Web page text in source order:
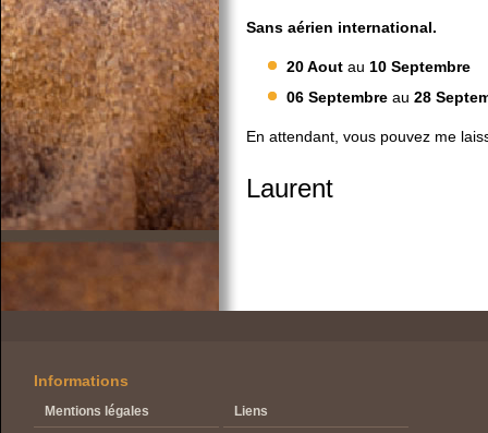
Sans aérien international.
20 Aout au 10 Septembre
06 Septembre au 28
En attendant, vous pouvez me
Laurent
Informations
Mentions légales Liens